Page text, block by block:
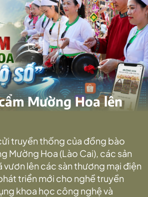
Mường Hoa lên
truyền thống của đồng bào
Mường Hoa (Lào Cai), các sản
vươn lên các sàn thương mại điện
triển mới cho nghề truyền
khoa học công nghệ và